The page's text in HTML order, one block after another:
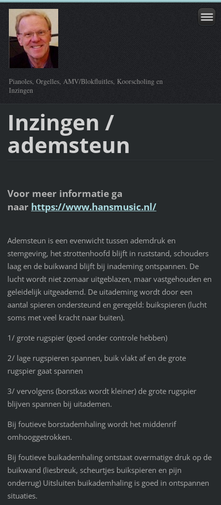
Pianoles, Orgelles, AMV/Blokfluitles, Koorscholing en
Inzingen
Inzingen /
ademsteun
Voor meer informatie ga
naar https://www.hansmusic.nl/
Ademsteun is een evenwicht tussen ademdruk en
stemgeving, het strottenhoofd blijft in ruststand, schouders
laag en de buikwand blijft bij inademing ontspannen. De
lucht wordt niet zomaar uitgeblazen, maar vastgehouden en
geleidelijk uitgeademd. De uitademing wordt door een
aantal spieren ondersteund en geregeld: buikspieren (lucht
soms met veel kracht naar buiten).
1/ grote rugspier (goed onder controle hebben)
2/ lage rugspieren spannen, buik vlakt af en de grote
rugspier gaat spannen
3/ vervolgens (borstkas wordt kleiner) de grote rugspier
blijven spannen bij uitademen.
Bij foutieve borstademhaling wordt het middenrif
omhooggetrokken.
Bij foutieve buikademhaling ontstaat overmatige druk op de
buikwand (liesbreuk, scheurtjes buikspieren en pijn
onderrug) Uitsluiten buikademhaling is goed in ontspannen
situaties.